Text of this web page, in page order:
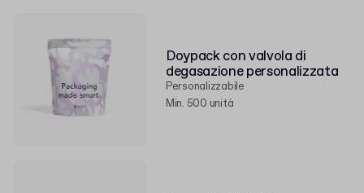
Doypack con valvola di
degasazione personalizzata
Personalizzabile
Min. 500 unità